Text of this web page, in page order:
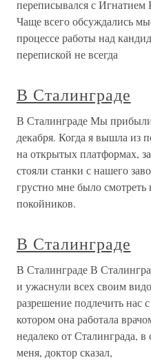
переписывался с
Чаще всего обсуждались
процессе работы над
перепиской не всегда
В Сталинграде
В Сталинграде Мы
декабря. Когда я вышла из
на открытых платформах,
стояли станки с нашего
грустно мне было
покойников.
В Сталинграде
В Сталинграде В
и ужаснули всех своим
разрешение подлечить нас
котором она работала
недалеко от Сталинграда,
меня, доктор сказал,